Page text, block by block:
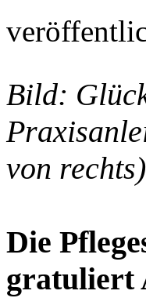
Bild:
von
Die
gratuliert